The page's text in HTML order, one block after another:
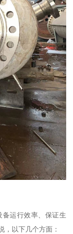
运行效率、保证生
，以下几个方面：